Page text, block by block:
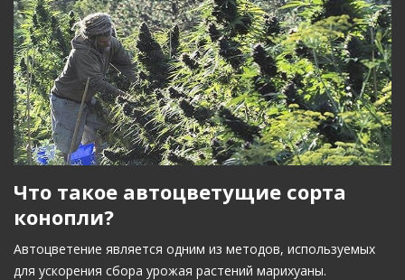
Что такое автоцветущие сорта
конопли?
Автоцветение является одним из методов, используемых
для ускорения сбора урожая растений марихуаны.